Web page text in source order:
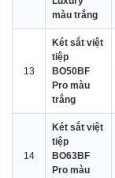
màu trắng
13
Két sắt việt
tiệp
BO50BF
Pro màu
trắng
14
Két sắt việt
tiệp
BO63BF
Pro màu